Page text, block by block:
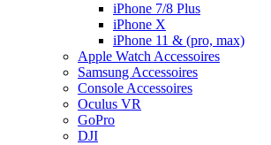
iPhone 7/8 Plus
iPhone X
iPhone 11 & (pro, max)
Apple Watch Accessoires
Samsung Accessoires
Console Accessoires
Oculus VR
GoPro
DJI